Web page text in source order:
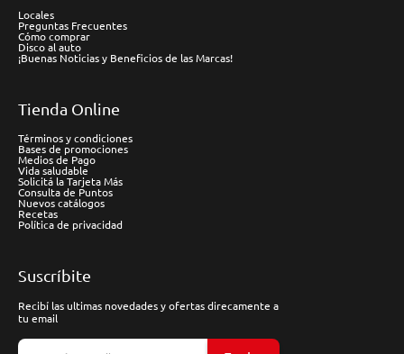
Locales
Preguntas Frecuentes
Cómo comprar
Disco al auto
¡Buenas Noticias y Beneficios de las Marcas!
Tienda Online
Términos y condiciones
Bases de promociones
Medios de Pago
Vida saludable
Solicitá la Tarjeta Más
Consulta de Puntos
Nuevos catálogos
Recetas
Política de privacidad
Suscríbite
Recibí las ultimas novedades y ofertas direcamente a
tu email